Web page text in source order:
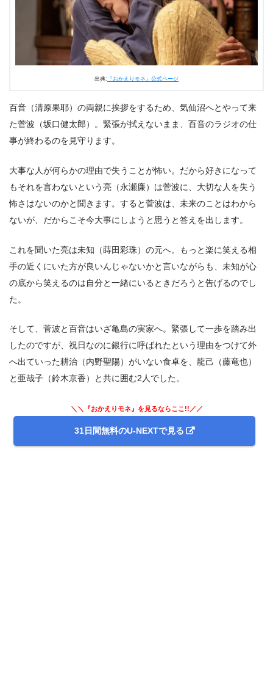
出典: 『おかえりモネ』公式ページ
百音（清原果耶）の両親に挨拶をするため、気仙沼へとやって来
た菅波（坂口健太郎）。緊張が拭えないまま、百音のラジオの仕
事が終わるのを見守ります。
大事な人が何らかの理由で失うことが怖い。だから好きになって
もそれを言わないという亮（永瀬廉）は菅波に、大切な人を失う
怖さはないのかと聞きます。すると菅波は、未来のことはわから
ないが、だからこそ今大事にしようと思うと答えを出します。
これを聞いた亮は未知（蒔田彩珠）の元へ。もっと楽に笑える相
手の近くにいた方が良いんじゃないかと言いながらも、未知が心
の底から笑えるのは自分と一緒にいるときだろうと告げるのでし
た。
そして、菅波と百音はいざ亀島の実家へ。緊張して一歩を踏み出
したのですが、祝日なのに銀行に呼ばれたという理由をつけて外
へ出ていった耕治（内野聖陽）がいない食卓を、龍己（藤竜也）
と亜哉子（鈴木京香）と共に囲む2人でした。
＼＼『おかえりモネ』を見るならここ!!／／
31日間無料のU-NEXTで見る